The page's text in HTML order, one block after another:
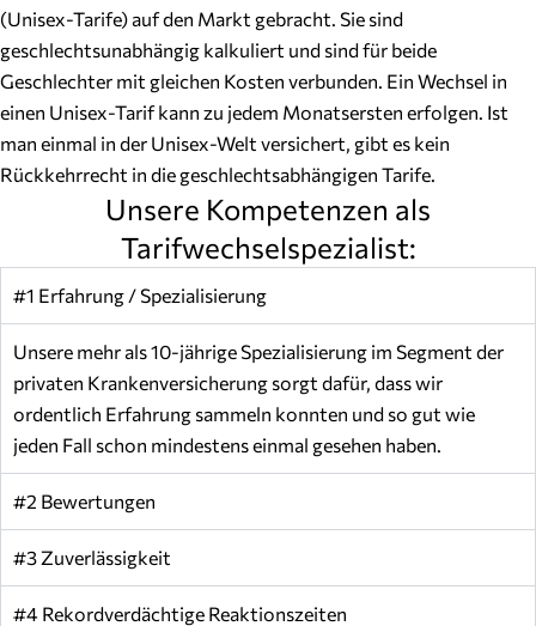
(Unisex-Tarife) auf den Markt gebracht. Sie sind
geschlechtsunabhängig kalkuliert und sind für beide
Geschlechter mit gleichen Kosten verbunden. Ein Wechsel in
einen Unisex-Tarif kann zu jedem Monatsersten erfolgen. Ist
man einmal in der Unisex-Welt versichert, gibt es kein
Rückkehrrecht in die geschlechtsabhängigen Tarife.
Unsere Kompetenzen als
Tarifwechselspezialist:
#1 Erfahrung / Spezialisierung
Unsere mehr als 10-jährige Spezialisierung im Segment der
privaten Krankenversicherung sorgt dafür, dass wir
ordentlich Erfahrung sammeln konnten und so gut wie
jeden Fall schon mindestens einmal gesehen haben.
#2 Bewertungen
#3 Zuverlässigkeit
#4 Rekordverdächtige Reaktionszeiten